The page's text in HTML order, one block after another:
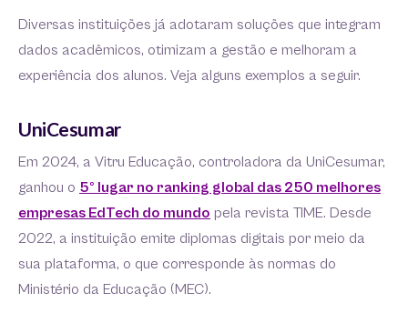
Diversas instituições já adotaram soluções que integram
dados acadêmicos, otimizam a gestão e melhoram a
experiência dos alunos. Veja alguns exemplos a seguir.
UniCesumar
Em 2024, a Vitru Educação, controladora da UniCesumar,
ganhou o 5º lugar no ranking global das 250 melhores
empresas EdTech do mundo pela revista TIME. Desde
2022, a instituição emite diplomas digitais por meio da
sua plataforma, o que corresponde às normas do
Ministério da Educação (MEC).